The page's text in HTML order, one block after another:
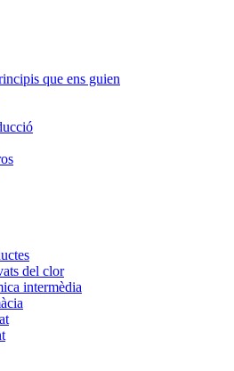
que ens guien
del clor
intermèdia